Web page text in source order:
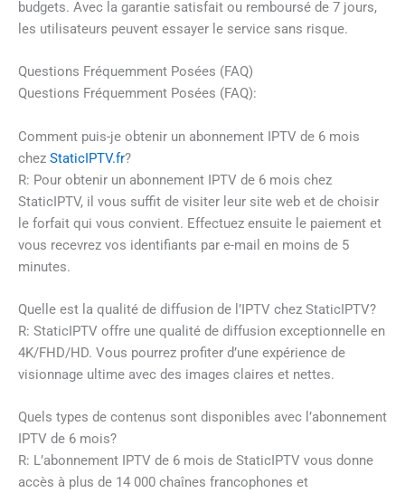
budgets. Avec la garantie satisfait ou remboursé de 7 jours,
les utilisateurs peuvent essayer le service sans risque.
Questions Fréquemment Posées (FAQ)
Questions Fréquemment Posées (FAQ):
Comment puis-je obtenir un abonnement IPTV de 6 mois
chez StaticIPTV.fr?
R: Pour obtenir un abonnement IPTV de 6 mois chez
StaticIPTV, il vous suffit de visiter leur site web et de choisir
le forfait qui vous convient. Effectuez ensuite le paiement et
vous recevrez vos identifiants par e-mail en moins de 5
minutes.
Quelle est la qualité de diffusion de l’IPTV chez StaticIPTV?
R: StaticIPTV offre une qualité de diffusion exceptionnelle en
4K/FHD/HD. Vous pourrez profiter d’une expérience de
visionnage ultime avec des images claires et nettes.
Quels types de contenus sont disponibles avec l’abonnement
IPTV de 6 mois?
R: L’abonnement IPTV de 6 mois de StaticIPTV vous donne
accès à plus de 14 000 chaînes francophones et